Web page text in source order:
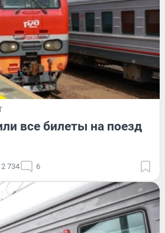
все билеты на поезд
2 734 6